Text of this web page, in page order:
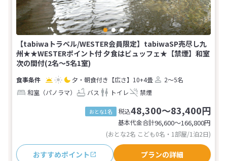
【tabiwaトラベル/WESTER会員限定】tabiwaSP売尽し九
州★★WESTERポイント付 夕食はビュッフェ★【禁煙】和室
次の間付(2名～5名1室)
夕・朝食付き 【広さ】10+4畳
2～5名
和室（パノラマ）
バス トイレ 禁煙
おとな1名 税込48,300～83,400円
基本代金合計96,600〜166,800円
(おとな2名 こども0名・1部屋/1泊2日)
おすすめポイント プランの詳細